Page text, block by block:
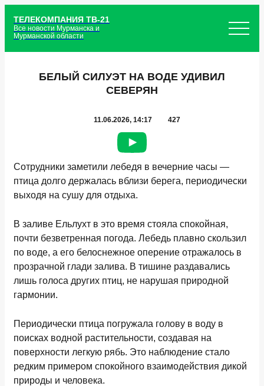
ТЕЛЕКОМПАНИЯ ТВ-21
Все новости Мурманска и
Мурманской области
БЕЛЫЙ СИЛУЭТ НА ВОДЕ УДИВИЛ
СЕВЕРЯН
11.06.2026, 14:17 427
Сотрудники заметили лебедя в вечерние часы —
птица долго держалась вблизи берега, периодически
выходя на сушу для отдыха.
В заливе Ельлухт в это время стояла спокойная,
почти безветренная погода. Лебедь плавно скользил
по воде, а его белоснежное оперение отражалось в
прозрачной глади залива. В тишине раздавались
лишь голоса других птиц, не нарушая природной
гармонии.
Периодически птица погружала голову в воду в
поисках водной растительности, создавая на
поверхности легкую рябь. Это наблюдение стало
редким примером спокойного взаимодействия дикой
природы и человека.